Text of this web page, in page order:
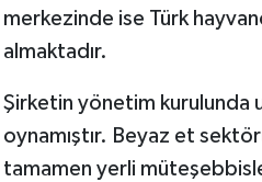
merkezinde ise Türk
almaktadır.
Şirketin yönetim kurulunda
oynamıştır. Beyaz et
tamamen yerli